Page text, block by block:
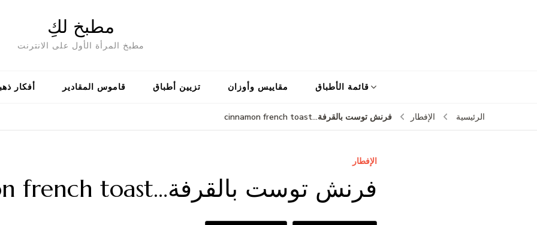
مطبخ لكِ
مطبخ المرأة الأول على الانترنت
قائمة الأطباق مقاييس وأوزان تزيين أطباق قاموس المقادير أفكار
الرئيسية الإفطار فرنش توست بالقرفة…cinnamon french toast
الإفطار
فرنش توست بالقرفة…cinnamon french toast